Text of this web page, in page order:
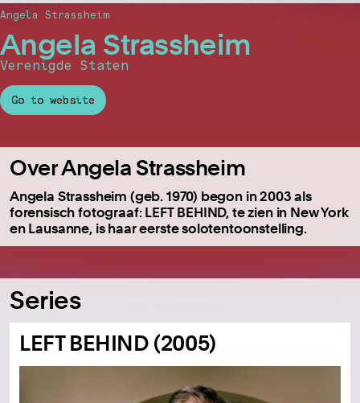
Angela Strassheim
Verenigde Staten
Go to website
Angela Strassheim
Over Angela Strassheim
Angela Strassheim (geb. 1970) begon in 2003 als
forensisch fotograaf: LEFT BEHIND, te zien in New York
en Lausanne, is haar eerste solotentoonstelling.
Series
LEFT BEHIND (2005)